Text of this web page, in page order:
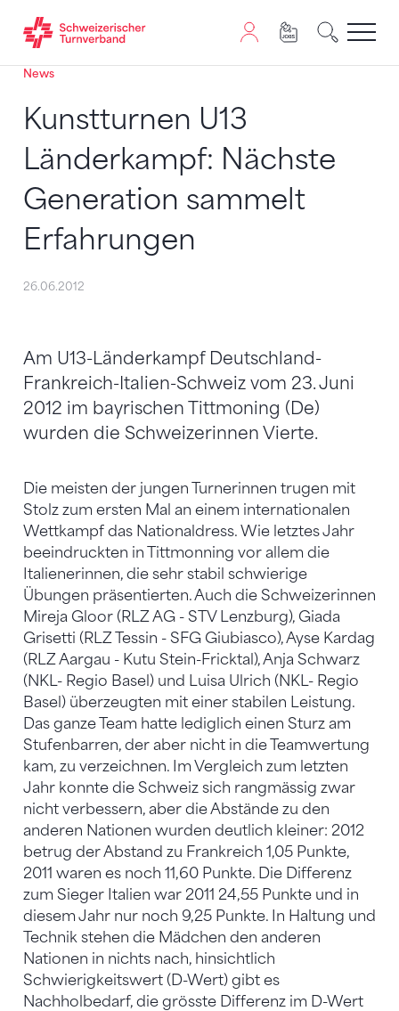
Zum Inhalt springen
Zur Sitemap navigieren
Zum Navigieren dieser Seite wird JavaScript benötigt.
News
Kunstturnen U13
Länderkampf: Nächste
Generation sammelt
Erfahrungen
26.06.2012
Am U13-Länderkampf Deutschland-
Frankreich-Italien-Schweiz vom 23. Juni
2012 im bayrischen Tittmoning (De)
wurden die Schweizerinnen Vierte.
Die meisten der jungen Turnerinnen trugen mit
Stolz zum ersten Mal an einem internationalen
Wettkampf das Nationaldress. Wie letztes Jahr
beeindruckten in Tittmonning vor allem die
Italienerinnen, die sehr stabil schwierige
Übungen präsentierten. Auch die Schweizerinnen
Mireja Gloor (RLZ AG - STV Lenzburg), Giada
Grisetti (RLZ Tessin - SFG Giubiasco), Ayse Kardag
(RLZ Aargau - Kutu Stein-Fricktal), Anja Schwarz
(NKL- Regio Basel) und Luisa Ulrich (NKL- Regio
Basel) überzeugten mit einer stabilen Leistung.
Das ganze Team hatte lediglich einen Sturz am
Stufenbarren, der aber nicht in die Teamwertung
kam, zu verzeichnen. Im Vergleich zum letzten
Jahr konnte die Schweiz sich rangmässig zwar
nicht verbessern, aber die Abstände zu den
anderen Nationen wurden deutlich kleiner: 2012
betrug der Abstand zu Frankreich 1,05 Punkte,
2011 waren es noch 11,60 Punkte. Die Differenz
zum Sieger Italien war 2011 24,55 Punkte und in
diesem Jahr nur noch 9,25 Punkte. In Haltung und
Technik stehen die Mädchen den anderen
Nationen in nichts nach, hinsichtlich
Schwierigkeitswert (D-Wert) gibt es
Nachholbedarf, die grösste Differenz im D-Wert